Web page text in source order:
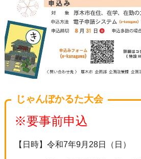
じゃんぼかるた大会
※要事前申込
【日時】令和7年9月28日（日）